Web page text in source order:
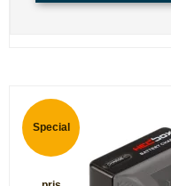
Special